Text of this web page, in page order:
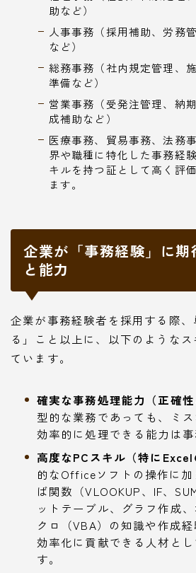
助など）
人事事務（採用補助、労務
など）
総務事務（社内規定管理、
準備など）
営業事務（受発注管理、納
成補助など）
医療事務、貿易事務、法務
界や職種に特化した事務経
キルを持つ証として高く評
ます。
企業が「事務経験」に期
と能力
企業が事務経験者を採用する際、
る」こと以上に、以下のような
ています。
確実な事務処理能力（正確
型的な業務であっても、ミ
効率的に処理できる能力は事
高度なPCスキル（特に
的なOfficeソフトの操作に
ば関数（VLOOKUP、IF、
ットテーブル、グラフ作成
クロ（VBA）の知識や作成
効率化に貢献できる人材と
す。